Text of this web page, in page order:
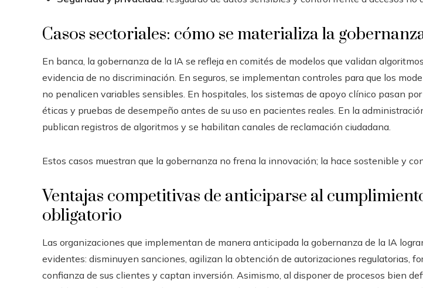
Casos sectoriales: cómo se materializa la
En banca, la gobernanza de la IA se refleja en comités de modelos que validan
evidencia de no discriminación. En seguros, se implementan controles para que los
no penalicen variables sensibles. En hospitales, los sistemas de apoyo clínico pasan
éticas y pruebas de desempeño antes de su uso en pacientes reales. En la
publican registros de algoritmos y se habilitan canales de reclamación ciudadana.
Estos casos muestran que la gobernanza no frena la innovación; la hace sostenible y
Ventajas competitivas de anticiparse al
obligatorio
Las organizaciones que implementan de manera anticipada la gobernanza de la IA
evidentes: disminuyen sanciones, agilizan la obtención de autorizaciones regulatorias,
confianza de sus clientes y captan inversión. Asimismo, al disponer de procesos bien